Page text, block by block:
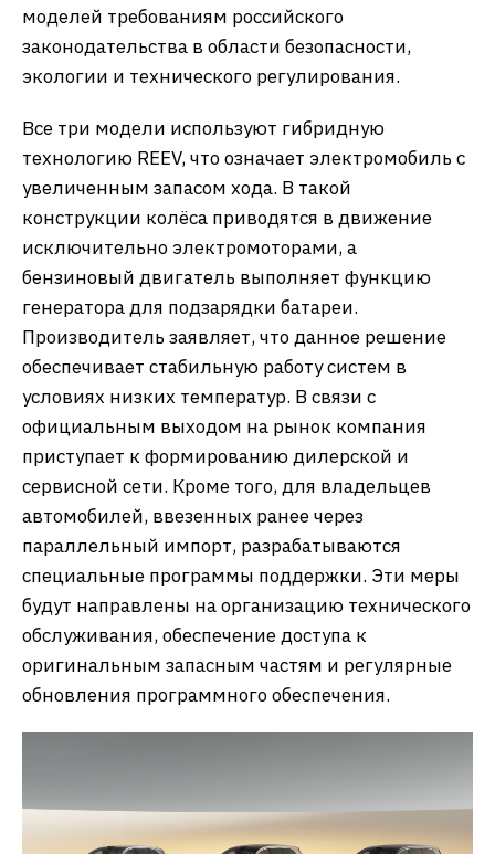
моделей требованиям российского
законодательства в области безопасности,
экологии и технического регулирования.
Все три модели используют гибридную
технологию REEV, что означает электромобиль с
увеличенным запасом хода. В такой
конструкции колёса приводятся в движение
исключительно электромоторами, а
бензиновый двигатель выполняет функцию
генератора для подзарядки батареи.
Производитель заявляет, что данное решение
обеспечивает стабильную работу систем в
условиях низких температур. В связи с
официальным выходом на рынок компания
приступает к формированию дилерской и
сервисной сети. Кроме того, для владельцев
автомобилей, ввезенных ранее через
параллельный импорт, разрабатываются
специальные программы поддержки. Эти меры
будут направлены на организацию технического
обслуживания, обеспечение доступа к
оригинальным запасным частям и регулярные
обновления программного обеспечения.